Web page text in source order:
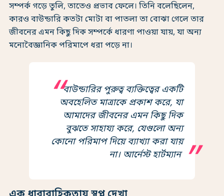
সম্পর্ক গড়ে তুলি, তাতেও প্রভাব ফেলে। তিনি বলেছিলেন,
কারও বাউন্ডারি কতটা মোটা বা পাতলা তা বোঝা গেলে তার
জীবনের এমন কিছু দিক সম্পর্কে ধারণা পাওয়া যায়, যা অন্য
মনোবৈজ্ঞানিক পরিমাপে ধরা পড়ে না।
বাউন্ডারির পুরুত্ব ব্যক্তিত্বের একটি
অবহেলিত মাত্রাকে প্রকাশ করে, যা
আমাদের জীবনের এমন কিছু দিক
বুঝতে সাহায্য করে, যেগুলো অন্য
কোনো পরিমাপ দিয়ে ব্যাখ্যা করা যায়
না। আর্নেস্ট হার্টম্যান